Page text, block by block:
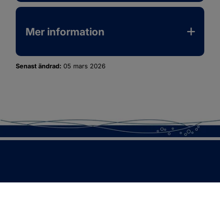
Mer information
Senast ändrad: 05 mars 2026